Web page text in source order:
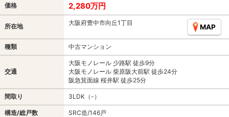
価格 2,280万円
所在地 大阪府豊中市向丘1丁目
MAP
種類 中古マンション
交通
大阪モノレール 少路駅 徒歩9分
大阪モノレール 柴原阪大前駅 徒歩24分
阪急箕面線 桜井駅 徒歩25分
間取り 3LDK（-）
構造/総戸数 SRC造/146戸